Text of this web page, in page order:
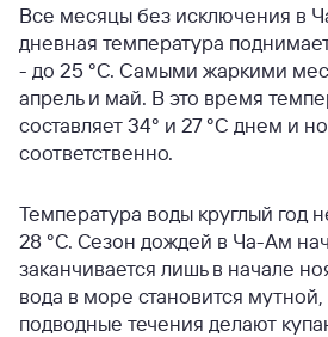
Все месяцы без исключения в
дневная температура
- до 25 °С. Самыми жаркими
апрель и май. В это время
составляет 34° и 27 °С днем и
соответственно.
Температура воды круглый год
28 °С. Сезон дождей в Ча-Ам
заканчивается лишь в начале
вода в море становится
подводные течения делают